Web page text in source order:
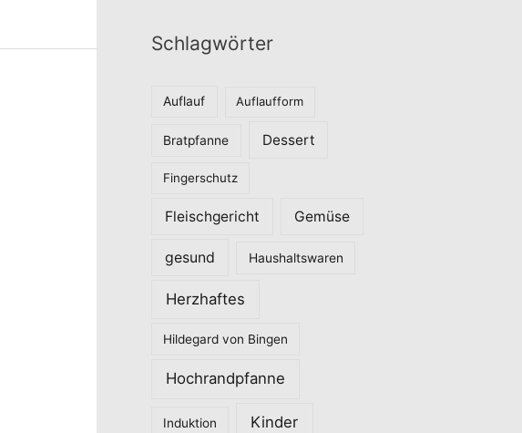
e
Schlagwörter
Auflauf Auflaufform
Bratpfanne Dessert
Fingerschutz
Fleischgericht Gemüse
gesund Haushaltswaren
Herzhaftes
Hildegard von Bingen
Hochrandpfanne
Induktion Kinder